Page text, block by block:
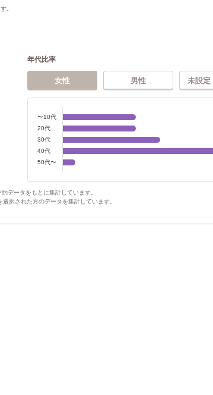
。
年代比率
女性 男性 未設定
〜10代
20代
30代
40代
50代〜
データをもとに集計しています。
択された方のデータを集計しています。